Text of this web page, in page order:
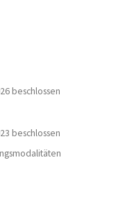
beschlossen
beschlossen